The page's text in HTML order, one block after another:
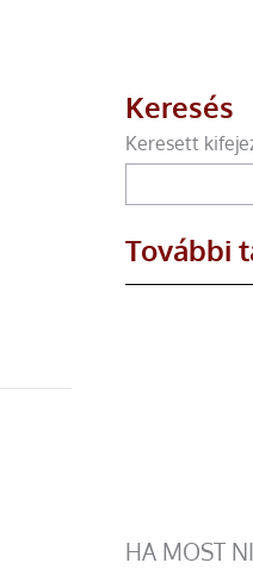
Keresés
Keresett
További
HA MOST